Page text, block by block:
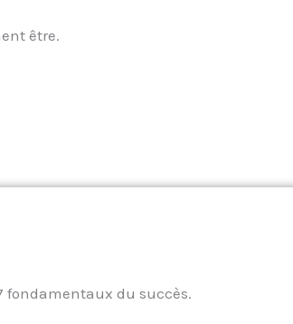
être.
fondamentaux du succès.